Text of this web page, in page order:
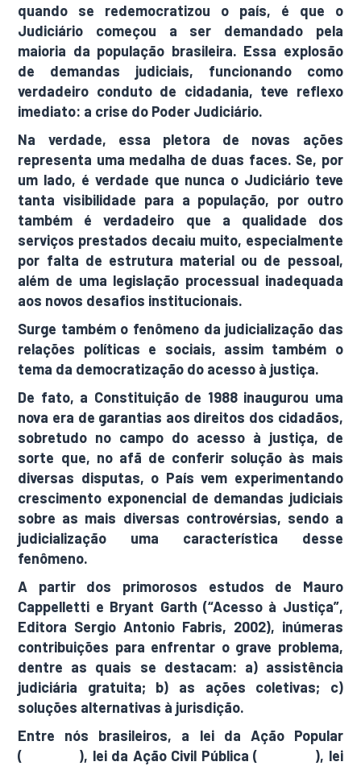
quando se redemocratizou o país, é que o
Judiciário começou a ser demandado pela
maioria da população brasileira. Essa explosão
de demandas judiciais, funcionando como
verdadeiro conduto de cidadania, teve reflexo
imediato: a crise do Poder Judiciário.
Na verdade, essa pletora de novas ações
representa uma medalha de duas faces. Se, por
um lado, é verdade que nunca o Judiciário teve
tanta visibilidade para a população, por outro
também é verdadeiro que a qualidade dos
serviços prestados decaiu muito, especialmente
por falta de estrutura material ou de pessoal,
além de uma legislação processual inadequada
aos novos desafios institucionais.
Surge também o fenômeno da judicialização das
relações políticas e sociais, assim também o
tema da democratização do acesso à justiça.
De fato, a Constituição de 1988 inaugurou uma
nova era de garantias aos direitos dos cidadãos,
sobretudo no campo do acesso à justiça, de
sorte que, no afã de conferir solução às mais
diversas disputas, o País vem experimentando
crescimento exponencial de demandas judiciais
sobre as mais diversas controvérsias, sendo a
judicialização uma característica desse
fenômeno.
A partir dos primorosos estudos de Mauro
Cappelletti e Bryant Garth (“Acesso à Justiça”,
Editora Sergio Antonio Fabris, 2002), inúmeras
contribuições para enfrentar o grave problema,
dentre as quais se destacam: a) assistência
judiciária gratuita; b) as ações coletivas; c)
soluções alternativas à jurisdição.
Entre nós brasileiros, a lei da Ação Popular
(
), lei da Ação Civil Pública (
), lei